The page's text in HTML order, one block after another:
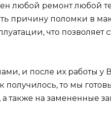
любой ремонт любой
причину поломки в
что позволяет
и после их работы у
получилось, то мы
также на замененные